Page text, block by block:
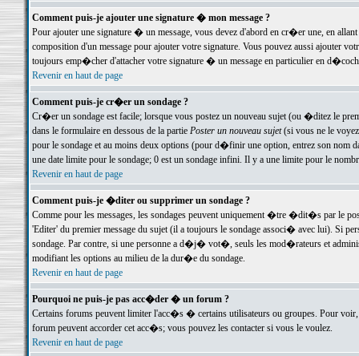
Comment puis-je ajouter une signature � mon message ?
Pour ajouter une signature � un message, vous devez d'abord en cr�er une, en
composition d'un message pour ajouter votre signature. Vous pouvez aussi ajouter
toujours emp�cher d'attacher votre signature � un message en particulier en
Revenir en haut de page
Comment puis-je cr�er un sondage ?
Cr�er un sondage est facile; lorsque vous postez un nouveau sujet (ou �ditez le
dans le formulaire en dessous de la partie Poster un nouveau sujet(si vous ne le voyez
pour le sondage et au moins deux options (pour d�finir une option, entrez son nom
une date limite pour le sondage; 0 est un sondage infini. Il y a une limite pour le
Revenir en haut de page
Comment puis-je �diter ou supprimer un sondage ?
Comme pour les messages, les sondages peuvent uniquement �tre �dit�s par le
'Editer' du premier message du sujet (il a toujours le sondage associ� avec lui). Si
sondage. Par contre, si une personne a d�j� vot�, seuls les mod�rateurs et
modifiant les options au milieu de la dur�e du sondage.
Revenir en haut de page
Pourquoi ne puis-je pas acc�der � un forum ?
Certains forums peuvent limiter l'acc�s � certains utilisateurs ou groupes. Pour
forum peuvent accorder cet acc�s; vous pouvez les contacter si vous le voulez.
Revenir en haut de page